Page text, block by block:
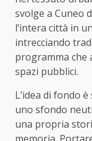
svolge a Cuneo
l’intera città in
intrecciando
programma che
spazi pubblici.
L’idea di fondo
uno sfondo
una propria